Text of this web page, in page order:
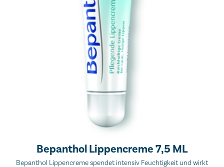
Bepanthol Lippencreme 7,5 ML
Bepanthol Lippencreme spendet intensiv Feuchtigkeit und wirkt